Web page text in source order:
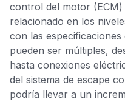
control del motor
relacionado en los
con las especificaciones
pueden ser múltiples,
hasta conexiones
del sistema de escape
podría llevar a un